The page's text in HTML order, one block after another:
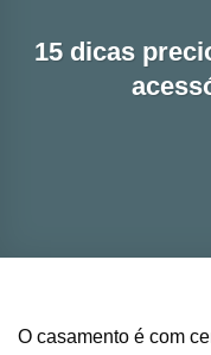
15 dicas
O casamento é com